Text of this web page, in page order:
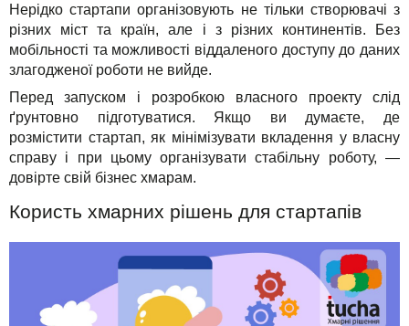
Нерідко стартапи організовують не тільки створювачі з
різних міст та країн, але і з різних континентів. Без
мобільності та можливості віддаленого доступу до даних
злагодженої роботи не вийде.
Перед запуском і розробкою власного проекту слід
ґрунтовно підготуватися. Якщо ви думаєте, де
розмістити стартап, як мінімізувати вкладення у власну
справу і при цьому організувати стабільну роботу, —
довірте свій бізнес хмарам.
Користь хмарних рішень для стартапів